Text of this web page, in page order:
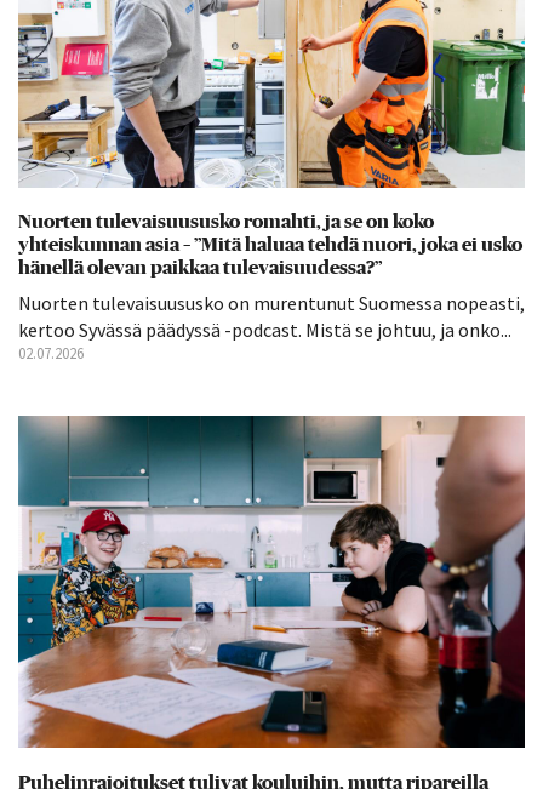
Nuorten tulevaisuususko romahti, ja se on koko
yhteiskunnan asia – ”Mitä haluaa tehdä nuori, joka ei usko
hänellä olevan paikkaa tulevaisuudessa?”
Nuorten tulevaisuususko on murentunut Suomessa nopeasti,
kertoo Syvässä päädyssä -podcast. Mistä se johtuu, ja onko...
02.07.2026
Puhelinrajoitukset tulivat kouluihin, mutta ripareilla